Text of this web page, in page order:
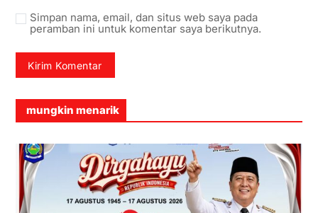
Simpan nama, email, dan situs web saya pada
peramban ini untuk komentar saya berikutnya.
mungkin menarik